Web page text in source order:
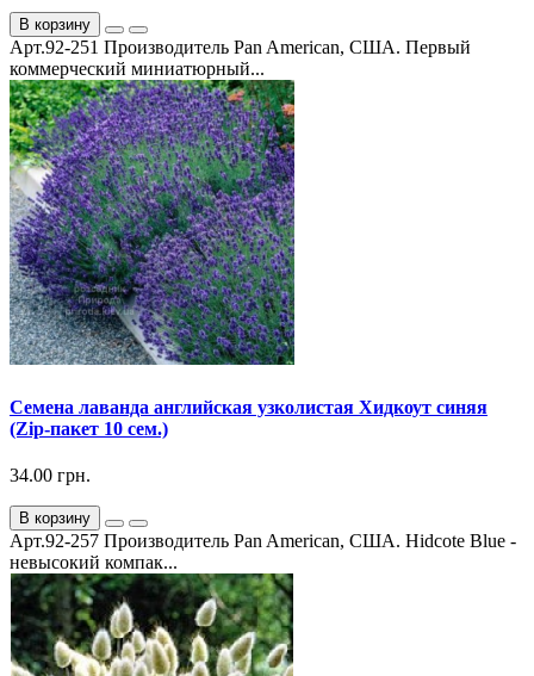
В корзину
Арт.92-251 Производитель Pan American, США. Первый
коммерческий миниатюрный...
Семена лаванда английская узколистая Хидкоут синяя
(Zip-пакет 10 сем.)
34.00 грн.
В корзину
Арт.92-257 Производитель Pan American, США. Hidcote Blue -
невысокий компак...